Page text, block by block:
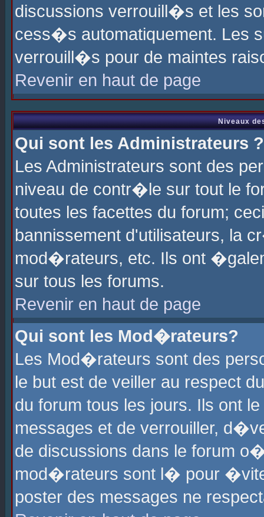
discussions verrouill�s et les
cess�s automatiquement. Les
verrouill�s pour de maintes
Revenir en haut de page
Niveaux
Qui sont les Administrateurs ?
Les Administrateurs sont des
niveau de contr�le sur tout le
toutes les facettes du forum;
bannissement d'utilisateurs, la
mod�rateurs, etc. Ils ont
sur tous les forums.
Revenir en haut de page
Qui sont les Mod�rateurs?
Les Mod�rateurs sont des
le but est de veiller au respect
du forum tous les jours. Ils ont
messages et de verrouiller,
de discussions dans le forum
mod�rateurs sont l� pour
poster des messages ne